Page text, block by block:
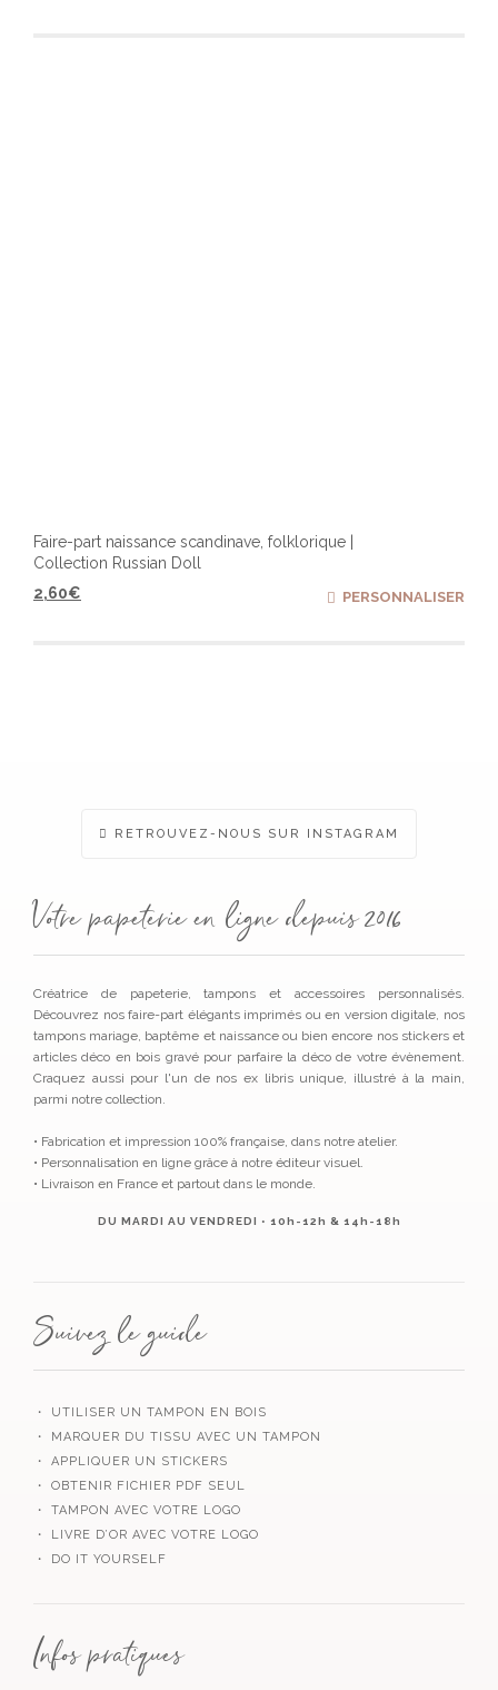
Faire-part naissance scandinave, folklorique |
Collection Russian Doll
2,60€ PERSONNALISER
RETROUVEZ-NOUS SUR INSTAGRAM
Votre papeterie en ligne depuis 2016
Créatrice de papeterie, tampons et accessoires personnalisés.
Découvrez nos faire-part élégants imprimés ou en version digitale, nos
tampons mariage, baptême et naissance ou bien encore nos stickers et
articles déco en bois gravé pour parfaire la déco de votre évènement.
Craquez aussi pour l'un de nos ex libris unique, illustré à la main,
parmi notre collection.
• Fabrication et impression 100% française, dans notre atelier.
• Personnalisation en ligne grâce à notre éditeur visuel.
• Livraison en France et partout dans le monde.
DU MARDI AU VENDREDI • 10h-12h & 14h-18h
Suivez le guide
・ UTILISER UN TAMPON EN BOIS
・ MARQUER DU TISSU AVEC UN TAMPON
・ APPLIQUER UN STICKERS
・ OBTENIR FICHIER PDF SEUL
・ TAMPON AVEC VOTRE LOGO
・ LIVRE D’OR AVEC VOTRE LOGO
・ DO IT YOURSELF
Infos pratiques